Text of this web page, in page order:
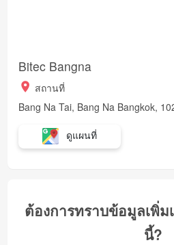
Bitec Bangna
สถานที่
Bang Na Tai, Bang Na Bangkok,
ดูแผนที่
ต้องการทราบข้อมูลเพิ่ม
นี้?